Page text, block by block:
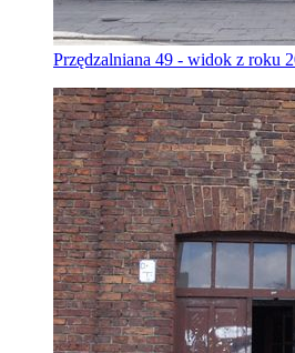
Przędzalniana 49 - widok z roku